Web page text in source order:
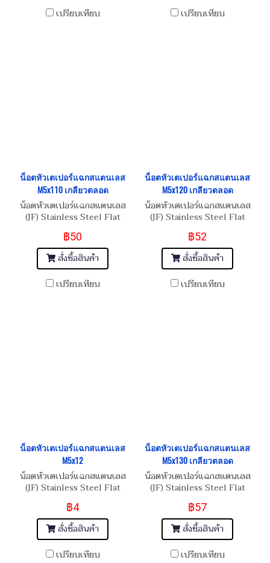
เปรียบเทียบ เปรียบเทียบ
น็อตหัวเตเปอร์แฉกสแตนเลส
M5x110 เกลียวตลอด
น็อตหัวเตเปอร์แฉกสแตนเลส
(JF) Stainless Steel Flat
Phillip Taper Head Screw
M5x0.8x110
฿50
สั่งซื้อสินค้า
เปรียบเทียบ
น็อตหัวเตเปอร์แฉกสแตนเลส
M5x120 เกลียวตลอด
น็อตหัวเตเปอร์แฉกสแตนเลส
(JF) Stainless Steel Flat
Phillip Taper Head Screw
M5x0.8x120
฿52
สั่งซื้อสินค้า
เปรียบเทียบ
น็อตหัวเตเปอร์แฉกสแตนเลส
M5x12
น็อตหัวเตเปอร์แฉกสแตนเลส
(JF) Stainless Steel Flat
Phillip Taper Head Screw
M5x0.8x12
฿4
สั่งซื้อสินค้า
เปรียบเทียบ
น็อตหัวเตเปอร์แฉกสแตนเลส
M5x130 เกลียวตลอด
น็อตหัวเตเปอร์แฉกสแตนเลส
(JF) Stainless Steel Flat
Phillip Taper Head Screw
M5x0.8x130
฿57
สั่งซื้อสินค้า
เปรียบเทียบ